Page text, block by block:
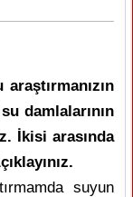
damlalarının
İkisi arasında
suyun